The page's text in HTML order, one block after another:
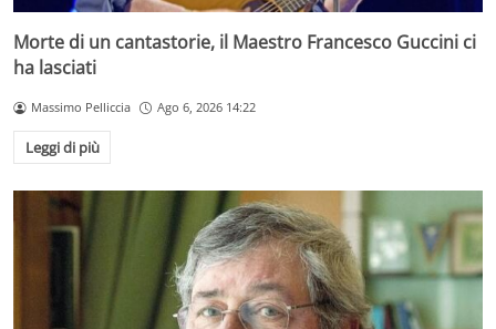
Morte di un cantastorie, il Maestro Francesco Guccini ci
ha lasciati
Massimo Pelliccia Ago 6, 2026 14:22
Leggi di più